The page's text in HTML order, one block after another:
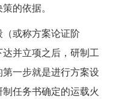
的依据。
或称方案论证阶
并立项之后，研制工
一步就是进行方案设
任务书确定的运载火